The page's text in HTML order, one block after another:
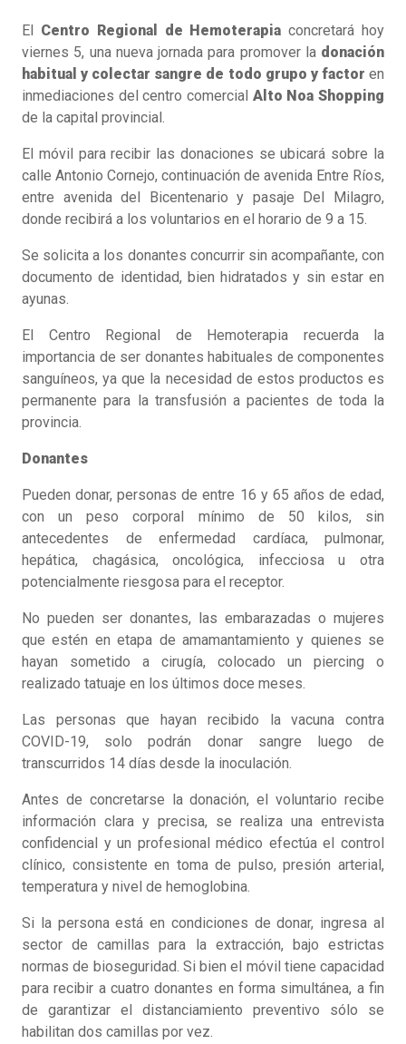
El Centro Regional de Hemoterapiaconcretará hoy
viernes 5, una nueva jornada para promover la donación
habitual y colectar sangre de todo grupo y factor en
inmediaciones del centro comercial Alto Noa Shopping
de la capital provincial.
El móvil para recibir las donaciones se ubicará sobre la
calle Antonio Cornejo, continuación de avenida Entre Ríos,
entre avenida del Bicentenario y pasaje Del Milagro,
donde recibirá a los voluntarios en el horario de 9 a 15.
Se solicita a los donantes concurrir sin acompañante, con
documento de identidad, bien hidratados y sin estar en
ayunas.
El Centro Regional de Hemoterapia recuerda la
importancia de ser donantes habituales de componentes
sanguíneos, ya que la necesidad de estos productos es
permanente para la transfusión a pacientes de toda la
provincia.
Donantes
Pueden donar, personas de entre 16 y 65 años de edad,
con un peso corporal mínimo de 50 kilos, sin
antecedentes de enfermedad cardíaca, pulmonar,
hepática, chagásica, oncológica, infecciosa u otra
potencialmente riesgosa para el receptor.
No pueden ser donantes, las embarazadas o mujeres
que estén en etapa de amamantamiento y quienes se
hayan sometido a cirugía, colocado un piercing o
realizado tatuaje en los últimos doce meses.
Las personas que hayan recibido la vacuna contra
COVID-19, solo podrán donar sangre luego de
transcurridos 14 días desde la inoculación.
Antes de concretarse la donación, el voluntario recibe
información clara y precisa, se realiza una entrevista
confidencial y un profesional médico efectúa el control
clínico, consistente en toma de pulso, presión arterial,
temperatura y nivel de hemoglobina.
Si la persona está en condiciones de donar, ingresa al
sector de camillas para la extracción, bajo estrictas
normas de bioseguridad. Si bien el móvil tiene capacidad
para recibir a cuatro donantes en forma simultánea, a fin
de garantizar el distanciamiento preventivo sólo se
habilitan dos camillas por vez.